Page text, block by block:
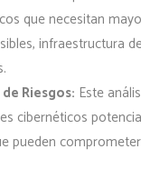
que necesitan
infraestructura
Riesgos: Este
cibernéticos
pueden